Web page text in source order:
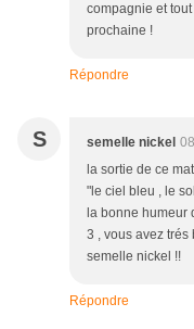
compagnie et
prochaine !
Répondre
S semelle nickel
la sortie de ce
"le ciel bleu , le
la bonne humeur
3 , vous avez trés
semelle nickel !!
Répondre